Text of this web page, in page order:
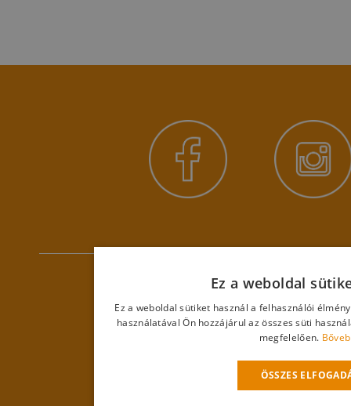
Ez a weboldal
Ez a weboldal sütiket használ a felhasználói
használatával Ön hozzájárul az összes süti
megfelelően.
ÖSSZES